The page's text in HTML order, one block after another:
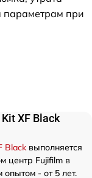
параметрам при
XF Black
Blackвыполняется
центр Fujifilm в
- от 5 лет.